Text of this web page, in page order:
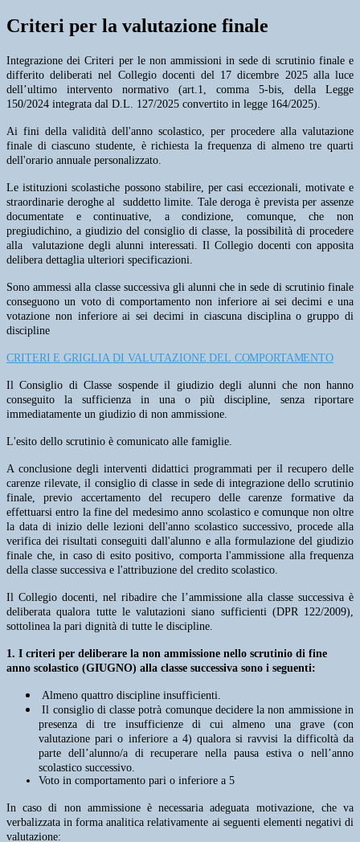
Criteri per la valutazione finale
Integrazione dei Criteri per le non ammissioni in sede di scrutinio finale e
differito deliberati nel Collegio docenti del 17 dicembre 2025 alla luce
dell’ultimo intervento normativo (art.1, comma 5-bis, della Legge
150/2024 integrata dal D.L. 127/2025 convertito in legge 164/2025).
Ai fini della validità dell'anno scolastico, per procedere alla valutazione
finale di ciascuno studente, è richiesta la frequenza di almeno tre quarti
dell'orario annuale personalizzato.
Le istituzioni scolastiche possono stabilire, per casi eccezionali, motivate e
straordinarie deroghe al suddetto limite. Tale deroga è prevista per assenze
documentate e continuative, a condizione, comunque, che non
pregiudichino, a giudizio del consiglio di classe, la possibilità di procedere
alla valutazione degli alunni interessati. Il Collegio docenti con apposita
delibera dettaglia ulteriori specificazioni.
Sono ammessi alla classe successiva gli alunni che in sede di scrutinio finale
conseguono un voto di comportamento non inferiore ai sei decimi e una
votazione non inferiore ai sei decimi in ciascuna disciplina o gruppo di
discipline
CRITERI E GRIGLIA DI VALUTAZIONE DEL COMPORTAMENTO
Il Consiglio di Classe sospende il giudizio degli alunni che non hanno
conseguito la sufficienza in una o più discipline, senza riportare
immediatamente un giudizio di non ammissione.
L'esito dello scrutinio è comunicato alle famiglie.
A conclusione degli interventi didattici programmati per il recupero delle
carenze rilevate, il consiglio di classe in sede di integrazione dello scrutinio
finale, previo accertamento del recupero delle carenze formative da
effettuarsi entro la fine del medesimo anno scolastico e comunque non oltre
la data di inizio delle lezioni dell'anno scolastico successivo, procede alla
verifica dei risultati conseguiti dall'alunno e alla formulazione del giudizio
finale che, in caso di esito positivo, comporta l'ammissione alla frequenza
della classe successiva e l'attribuzione del credito scolastico.
Il Collegio docenti, nel ribadire che l’ammissione alla classe successiva è
deliberata qualora tutte le valutazioni siano sufficienti (DPR 122/2009),
sottolinea la pari dignità di tutte le discipline.
1. I criteri per deliberare la non ammissione nello scrutinio di fine
anno scolastico (GIUGNO) alla classe successiva sono i seguenti:
Almeno quattro discipline insufficienti.
Il consiglio di classe potrà comunque decidere la non ammissione in
presenza di tre insufficienze di cui almeno una grave (con
valutazione pari o inferiore a 4) qualora si ravvisi la difficoltà da
parte dell’alunno/a di recuperare nella pausa estiva o nell’anno
scolastico successivo.
Voto in comportamento pari o inferiore a 5
In caso di non ammissione è necessaria adeguata motivazione, che va
verbalizzata in forma analitica relativamente ai seguenti elementi negativi di
valutazione: